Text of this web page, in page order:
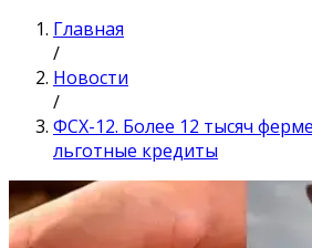
Главная
/
Новости
/
ФСХ-12. Более 12 тысяч
льготные кредиты